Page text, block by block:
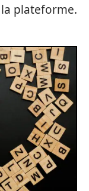
plateforme.